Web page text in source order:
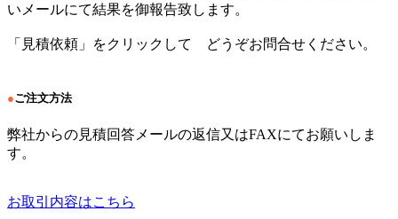
いメールにて結果を御報告致します。
「見積依頼」をクリックして どうぞお問合せください。
●ご注文方法
弊社からの見積回答メールの返信又はFAXにてお願いしま
す。
お取引内容はこちら